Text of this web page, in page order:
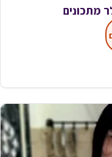
מתכונים